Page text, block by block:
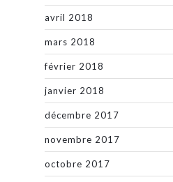
avril 2018
mars 2018
février 2018
janvier 2018
décembre 2017
novembre 2017
octobre 2017